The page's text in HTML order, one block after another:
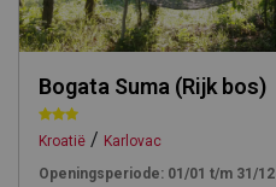
Bogata Suma (Rijk bos)
Kroatië / Karlovac
Openingsperiode: 01/01 t/m 31/12